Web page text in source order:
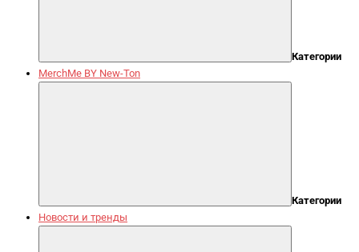
Категории
MerchMe BY New-Ton
Категории
Новости и тренды